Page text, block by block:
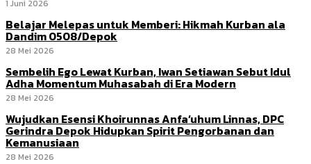
1 Juni 2026
Belajar Melepas untuk Memberi: Hikmah Kurban ala
Dandim 0508/Depok
28 Mei 2026
Sembelih Ego Lewat Kurban, Iwan Setiawan Sebut Idul
Adha Momentum Muhasabah di Era Modern
28 Mei 2026
Wujudkan Esensi Khoirunnas Anfa’uhum Linnas, DPC
Gerindra Depok Hidupkan Spirit Pengorbanan dan
Kemanusiaan
28 Mei 2026